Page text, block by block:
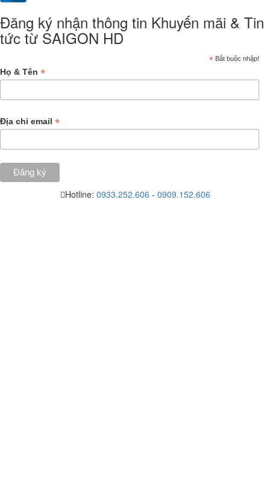
Đăng ký nhận thông tin Khuyến mãi & Tin
tức từ SAIGON HD
* Bắt buộc nhập!
Họ & Tên *
Địa chỉ email *
Hotline: 0933.252.606 - 0909.152.606